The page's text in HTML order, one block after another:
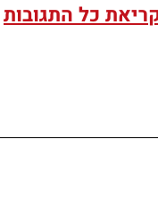
כל התגובות